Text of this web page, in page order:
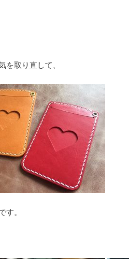
を取り直して、
す。